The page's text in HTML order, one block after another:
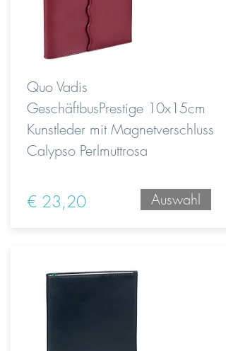
Quo Vadis
GeschäftbusPrestige 10x15cm
Kunstleder mit Magnetverschluss
Calypso Perlmuttrosa
€ 23,20 Auswahl